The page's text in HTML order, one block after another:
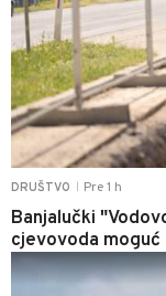
DRUŠTVO Pre 1 h
Banjalučki
cjevovoda